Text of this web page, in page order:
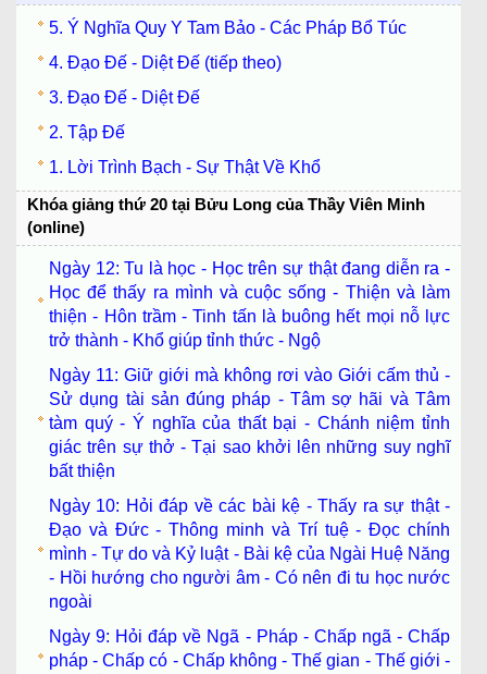
5. Ý Nghĩa Quy Y Tam Bảo - Các Pháp Bổ Túc
4. Đạo Đế - Diệt Đế (tiếp theo)
3. Đạo Đế - Diệt Đế
2. Tập Đế
1. Lời Trình Bạch - Sự Thật Về Khổ
Khóa giảng thứ 20 tại Bửu Long của Thầy Viên Minh
(online)
Ngày 12: Tu là học - Học trên sự thật đang diễn ra -
Học để thấy ra mình và cuộc sống - Thiện và làm
thiện - Hôn trầm - Tinh tấn là buông hết mọi nỗ lực
trở thành - Khổ giúp tỉnh thức - Ngộ
Ngày 11: Giữ giới mà không rơi vào Giới cấm thủ -
Sử dụng tài sản đúng pháp - Tâm sợ hãi và Tâm
tàm quý - Ý nghĩa của thất bại - Chánh niệm tỉnh
giác trên sự thở - Tại sao khởi lên những suy nghĩ
bất thiện
Ngày 10: Hỏi đáp về các bài kệ - Thấy ra sự thật -
Đạo và Đức - Thông minh và Trí tuệ - Đọc chính
mình - Tự do và Kỷ luật - Bài kệ của Ngài Huệ Năng
- Hồi hướng cho người âm - Có nên đi tu học nước
ngoài
Ngày 9: Hỏi đáp về Ngã - Pháp - Chấp ngã - Chấp
pháp - Chấp có - Chấp không - Thế gian - Thế giới -